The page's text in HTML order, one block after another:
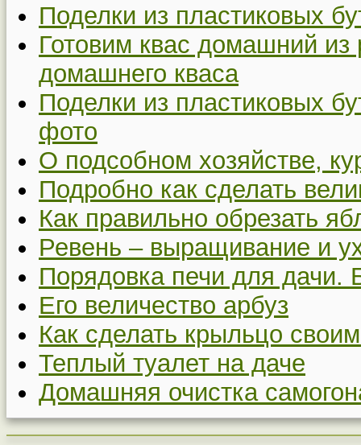
Поделки из пластиковых
Готовим квас домашний
домашнего кваса
Поделки из пластиковых
фото
О подсобном хозяйстве,
Подробно как сделать
Как правильно обрезать
Ревень – выращивание и
Порядовка печи для дачи.
Его величество арбуз
Как сделать крыльцо
Теплый туалет на даче
Домашняя очистка